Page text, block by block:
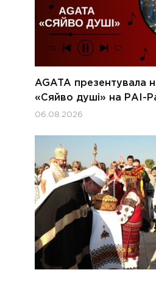
AGATA презентувала
«Сяйво душі» на РАІ-
06.08.2026